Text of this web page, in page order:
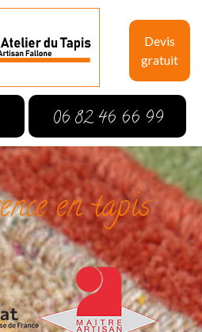
Devis
gratuit
06 82 46 66 99
en tapis